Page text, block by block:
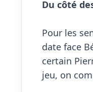
Du côté
Pour les
date face
certain
jeu, on